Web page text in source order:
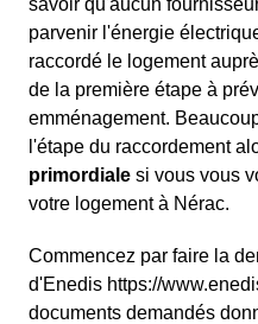
parvenir l'énergie
raccordé le logement
de la première étape à
emménagement.
l'étape du raccordement
primordiale si vous vous
votre logement à Nérac.
Commencez par faire la
d'Enedis https://
documents demandés